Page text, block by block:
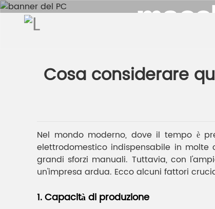
Cosa considerare
Nel mondo moderno, dove il tempo è
elettrodomestico indispensabile in
grandi sforzi manuali. Tuttavia, con
un'impresa ardua. Ecco alcuni fattori
1. Capacità di produzione